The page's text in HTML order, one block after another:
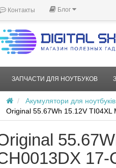
Контакты Блог
ЗАПЧАСТИ ДЛЯ НОУТБУКОВ
Акумулятори для ноутбуків
Original 55.67Wh 15.12V TI04XL